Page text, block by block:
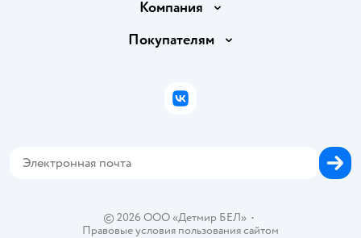
Доставка и оплата
Правила продажи
Политика использования файлов cookie
Компания
Вакансии
Покупателям
Бонусные карты
© 2026 ООО «Детмир БЕЛ»•
Правовые условия пользования сайтом
ВКонтакте